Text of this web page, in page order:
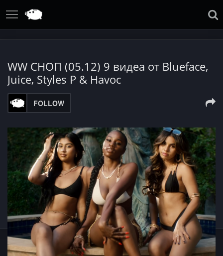
WW СНОП (05.12) 9 видеа от Blueface,
Juice, Styles P & Havoc
FOLLOW